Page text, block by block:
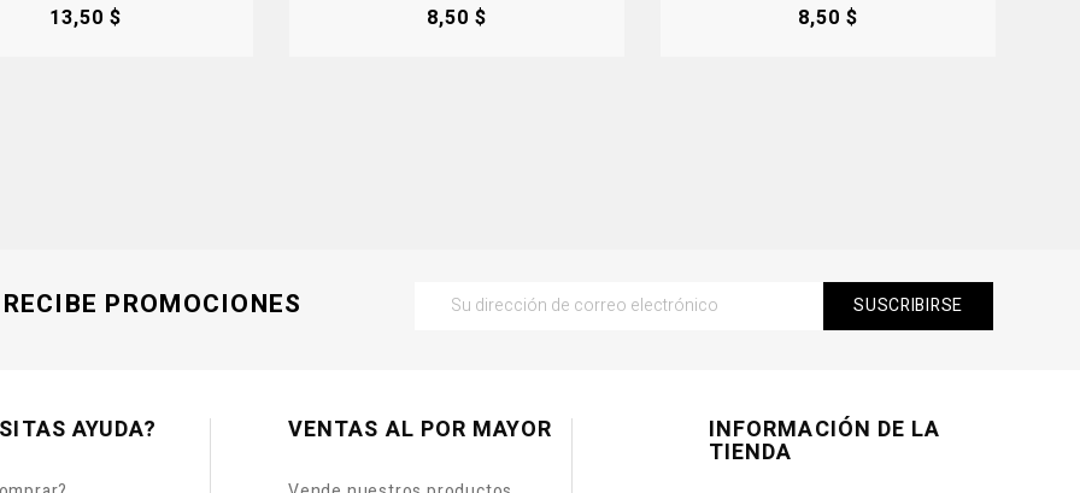
Precio
13,50 $ Precio
8,50 $ Precio
8,50 $
RECIBE PROMOCIONES
AYUDA? VENTAS AL POR MAYOR INFORMACIÓN DE LA
TIENDA